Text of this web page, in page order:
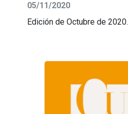
05/11/2020
Edición de Octubre de 2020.